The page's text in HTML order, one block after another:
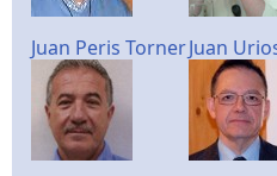
Juan Peris TornerJuan